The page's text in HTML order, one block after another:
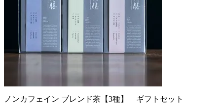
ノンカフェイン ブレンド茶【3種】 ギフトセット